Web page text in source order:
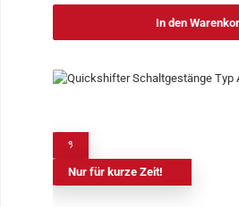
In den
Nur für kurze Zeit!